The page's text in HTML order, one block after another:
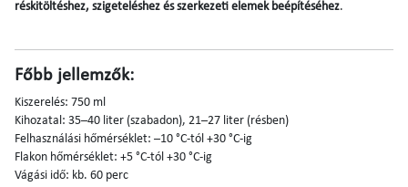
réskitöltéshez, szigeteléshez és szerkezeti elemek beépítéséhez.
Főbb jellemzők:
Kiszerelés: 750 ml
Kihozatal: 35–40 liter (szabadon), 21–27 liter (résben)
Felhasználási hőmérséklet: –10 °C-tól +30 °C-ig
Flakon hőmérséklet: +5 °C-tól +30 °C-ig
Vágási idő: kb. 60 perc